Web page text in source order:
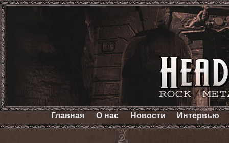
Главная О нас Новости Интервью